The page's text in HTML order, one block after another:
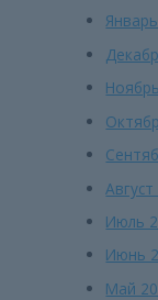
Июль
Июнь
Май